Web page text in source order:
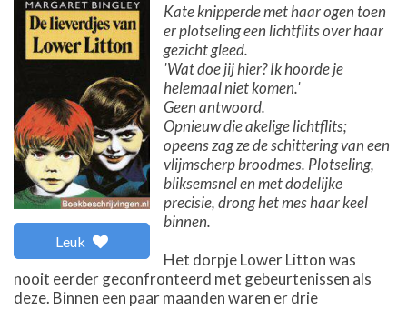
Leuk
Kate knipperde met haar ogen toen
er plotseling een lichtflits over haar
gezicht gleed.
'Wat doe jij hier? Ik hoorde je
helemaal niet komen.'
Geen antwoord.
Opnieuw die akelige lichtflits;
opeens zag ze de schittering van een
vlijmscherp broodmes. Plotseling,
bliksemsnel en met dodelijke
precisie, drong het mes haar keel
binnen.
Het dorpje Lower Litton was
nooit eerder geconfronteerd met gebeurtenissen als
deze. Binnen een paar maanden waren er drie